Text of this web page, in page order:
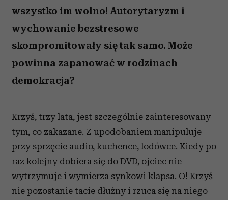
wszystko im wolno! Autorytaryzm i
wychowanie bezstresowe
skompromitowały się tak samo. Może
powinna zapanować w rodzinach
demokracja?
Krzyś, trzy lata, jest szczególnie zainteresowany
tym, co zakazane. Z upodobaniem manipuluje
przy sprzęcie audio, kuchence, lodówce. Kiedy po
raz kolejny dobiera się do DVD, ojciec nie
wytrzymuje i wymierza synkowi klapsa. O! Krzyś
nie pozostanie tacie dłużny i rzuca się na niego